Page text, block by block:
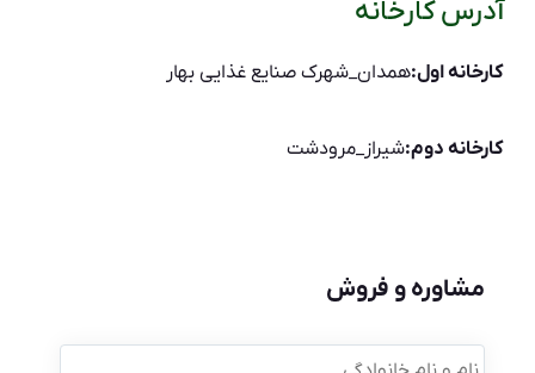
آدرس کارخانه
کارخانه اول:همدان_شهرک صنایع غذایی بهار
کارخانه دوم:شیراز_مرودشت
مشاوره و فروش
نام
و